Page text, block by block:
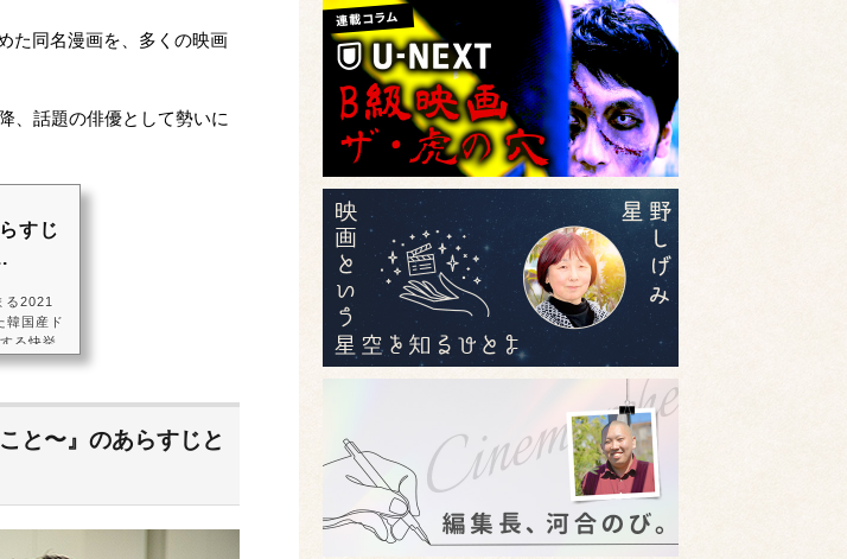
た同名漫画を、多くの映画
、話題の俳優として勢いに
すじ
る2021
韓国産ド
る快挙
題材とし
で独占配
、ネタバ
と〜』のあらすじと